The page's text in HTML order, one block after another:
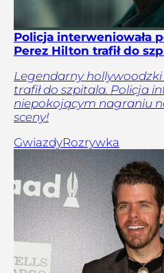
Policja interweniowała
Perez Hilton trafił do
Legendarny
trafił do szpitala. Policja
niepokojącym nagraniu
sceny!
GwiazdyRozrywka